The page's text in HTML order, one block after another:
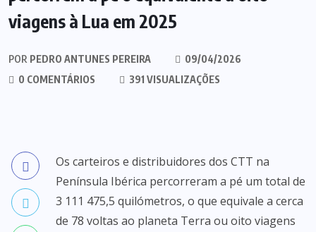
viagens à Lua em 2025
POR PEDRO ANTUNES PEREIRA
09/04/2026
0 COMENTÁRIOS
391 VISUALIZAÇÕES
Os carteiros e distribuidores dos CTT na
Península Ibérica percorreram a pé um total de
3 111 475,5 quilómetros, o que equivale a cerca
de 78 voltas ao planeta Terra ou oito viagens